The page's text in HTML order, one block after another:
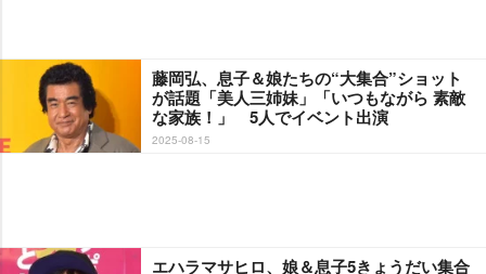
藤岡弘、息子＆娘たちの“大集合”ショット
が話題「美人三姉妹」「いつもながら 素敵
な家族！」 5人でイベント出演
2025-08-15
エハラマサヒロ、娘＆息子5きょうだい集合